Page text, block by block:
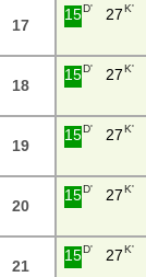
17
15D' 27K'
18
15D' 27K'
19
15D' 27K'
20
15D' 27K'
21
15D' 27K'